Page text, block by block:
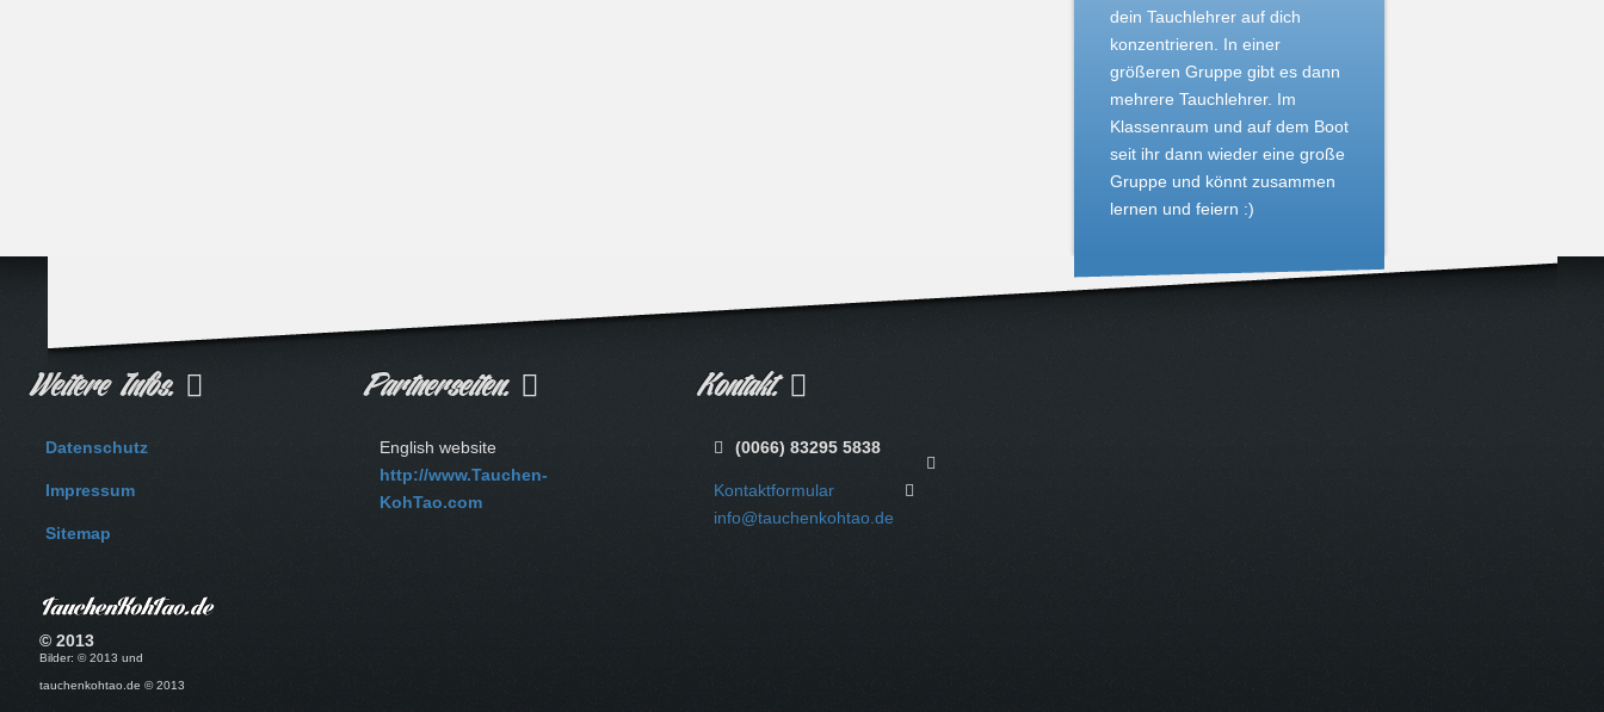
dein Tauchlehrer auf dich
konzentrieren. In einer
größeren Gruppe gibt es dann
mehrere Tauchlehrer. Im
Klassenraum und auf dem Boot
seit ihr dann wieder eine große
Gruppe und könnt zusammen
lernen und feiern :)
Weitere Infos.
Datenschutz
Impressum
Sitemap
© 2013
Bilder: © 2013 und
tauchenkohtao.de © 2013
Partnerseiten.
English website
http://www.Tauchen-
KohTao.com
Kontakt.
(0066) 83295 5838
Kontaktformular
info@tauchenkohtao.de